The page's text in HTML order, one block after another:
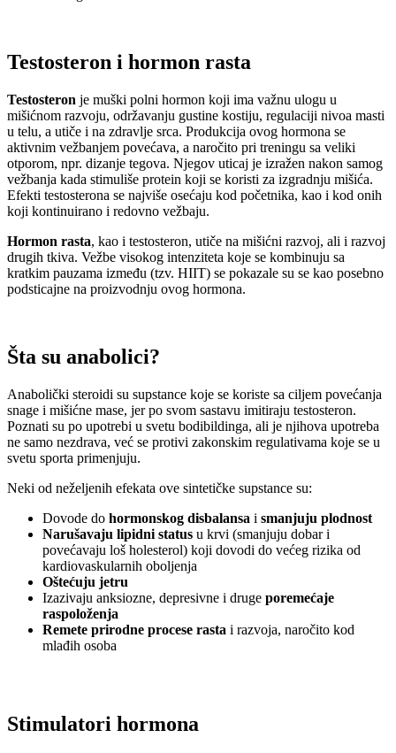
Testosteron i hormon rasta
Testosteron je muški polni hormon koji ima važnu ulogu u
mišićnom razvoju, održavanju gustine kostiju, regulaciji nivoa masti
u telu, a utiče i na zdravlje srca. Produkcija ovog hormona se
aktivnim vežbanjem povećava, a naročito pri treningu sa veliki
otporom, npr. dizanje tegova. Njegov uticaj je izražen nakon samog
vežbanja kada stimuliše protein koji se koristi za izgradnju mišića.
Efekti testosterona se najviše osećaju kod početnika, kao i kod onih
koji kontinuirano i redovno vežbaju.
Hormon rasta, kao i testosteron, utiče na mišićni razvoj, ali i razvoj
drugih tkiva. Vežbe visokog intenziteta koje se kombinuju sa
kratkim pauzama između (tzv. HIIT) se pokazale su se kao posebno
podsticajne na proizvodnju ovog hormona.
Šta su anabolici?
Anabolički steroidi su supstance koje se koriste sa ciljem povećanja
snage i mišićne mase, jer po svom sastavu imitiraju testosteron.
Poznati su po upotrebi u svetu bodibildinga, ali je njihova upotreba
ne samo nezdrava, već se protivi zakonskim regulativama koje se u
svetu sporta primenjuju.
Neki od neželjenih efekata ove sintetičke supstance su:
Dovode do hormonskog disbalansa i smanjuju plodnost
Narušavaju lipidni status u krvi (smanjuju dobar i
povećavaju loš holesterol) koji dovodi do većeg rizika od
kardiovaskularnih oboljenja
Oštećuju jetru
Izazivaju anksiozne, depresivne i druge poremećaje
raspoloženja
Remete prirodne procese rasta i razvoja, naročito kod
mlađih osoba
Stimulatori hormona